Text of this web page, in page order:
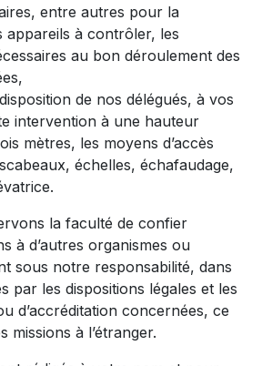
entre autres pour la
à contrôler, les
au bon déroulement des
de nos délégués, à vos
intervention à une hauteur
mètres, les moyens d’accès
échelles, échafaudage,
la faculté de confier
à d’autres organismes ou
sous notre responsabilité, dans
par les dispositions légales et les
d’accréditation concernées, ce
missions à l’étranger.